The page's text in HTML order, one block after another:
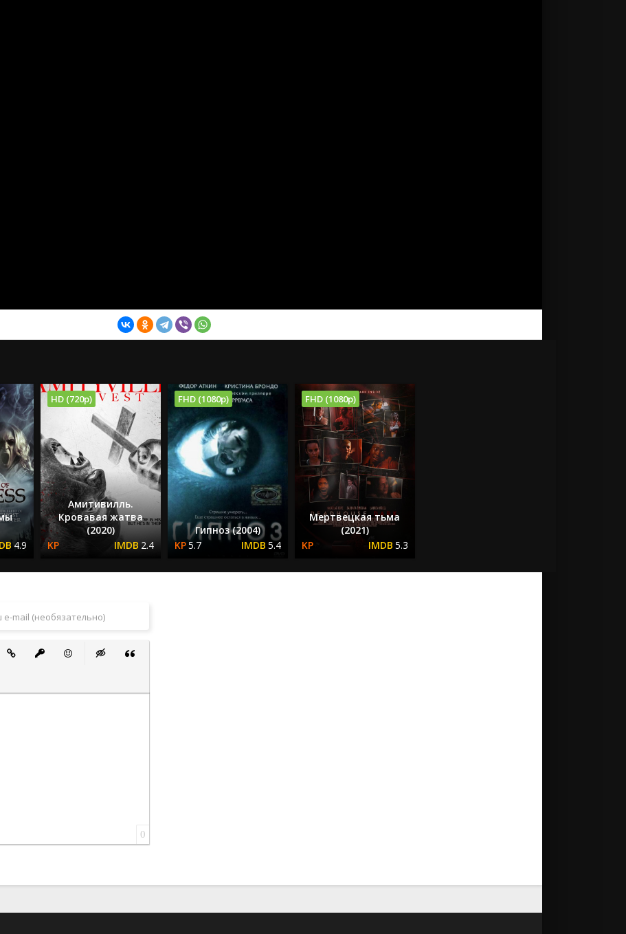
4.9
HD (720p)
Амитивилль.
Кровавая жатва
(2020)
2.4
FHD (1080p)
Гипноз (2004)
5.7
5.4
FHD (1080p)
Мертвецкая тьма
(2021)
5.3
0